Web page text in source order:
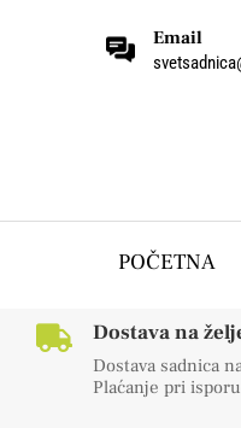
Email
POČETNA
 Dostava na
Dostava sadnica
Plaćanje pri